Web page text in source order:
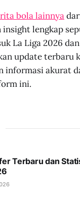
bola lainnya
lengkap
La Liga 2026
update terbaru
informasi akurat
ini.
Terbaru dan